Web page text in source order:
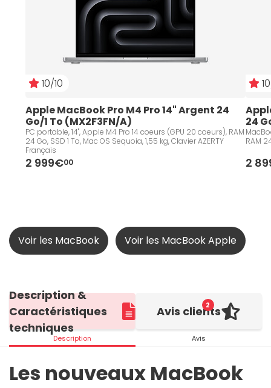
10/10
Apple MacBook Pro M4 Pro 14" Argent 24
Go/1 To (MX2F3FN/A)
PC portable, 14", Apple M4 Pro 14 coeurs (GPU 20 coeurs), RAM
24 Go, SSD 1 To, Mac OS Sequoia, 1,55 kg, Clavier AZERTY
Français
2 999€00
24
RAM
2
Voir les MacBook Voir les MacBook Apple
Description &
Caractéristiques
techniques
Description
2
Avis clients
Avis
Les nouveaux MacBook